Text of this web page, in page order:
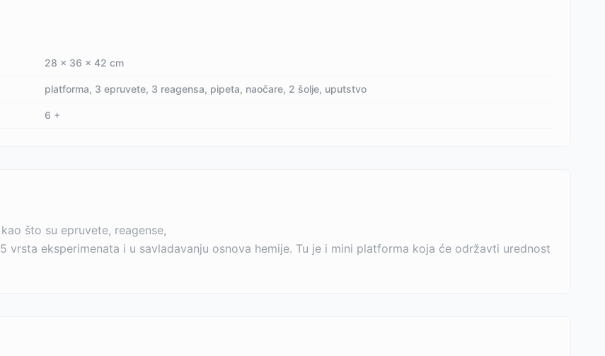
28 x 36 x 42 cm
platforma, 3 epruvete, 3 reagensa, pipeta, naočare, 2 šolje, uputstvo
6 +
što su epruvete, reagense,
eksperimenata i u savladavanju osnova hemije. Tu je i mini platforma koja će održavti urednost